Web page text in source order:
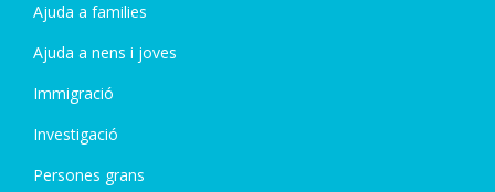
Ajuda a families
Ajuda a nens i joves
Immigració
Investigació
Persones grans